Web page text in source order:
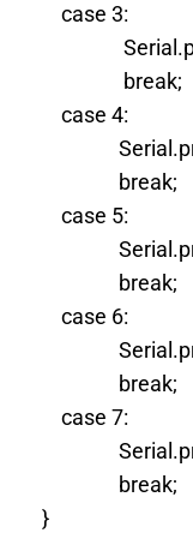
case 3:
break;
case 4:
break;
case 5:
break;
case 6:
break;
case 7:
break;
}